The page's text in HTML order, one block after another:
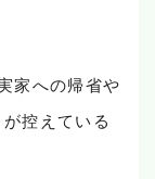
家への帰省や
控えている